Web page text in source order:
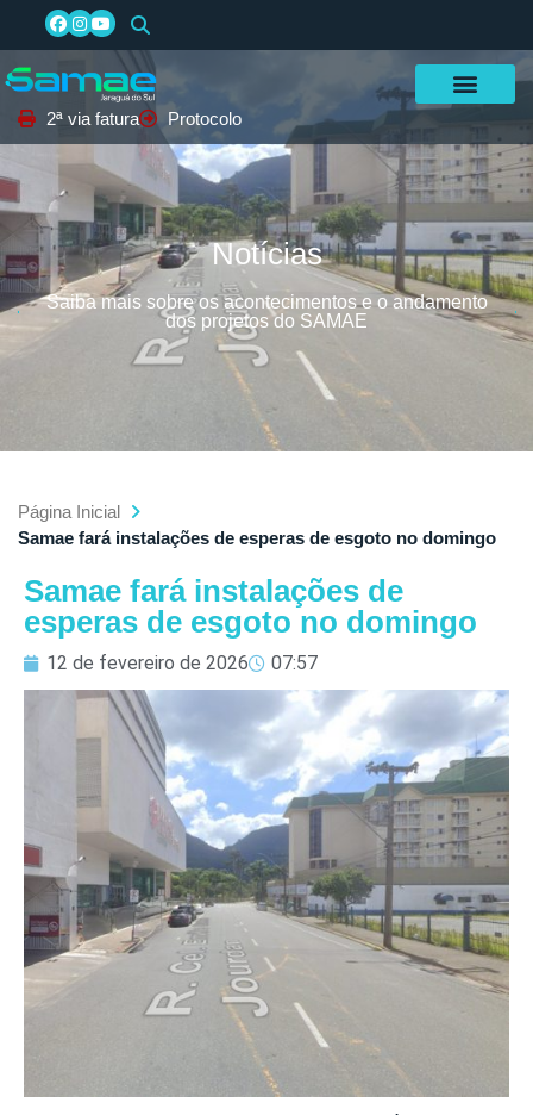
2ª via fatura Protocolo
Notícias
Saiba mais sobre os acontecimentos e o andamento
dos projetos do SAMAE
Página Inicial
Samae fará instalações de esperas de esgoto no domingo
Samae fará instalações de
esperas de esgoto no domingo
12 de fevereiro de 2026 07:57